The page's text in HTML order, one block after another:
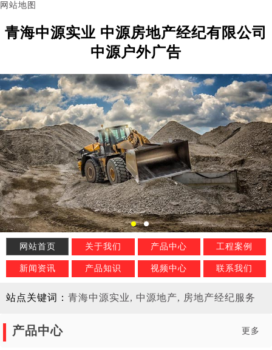
网站地图
青海中源实业 中源房地产经纪有限公司
中源户外广告
网站首页 关于我们 产品中心 工程案例
新闻资讯 产品知识 视频中心 联系我们
站点关键词： 青海中源实业, 中源地产, 房地产经纪服务
产品中心 更多